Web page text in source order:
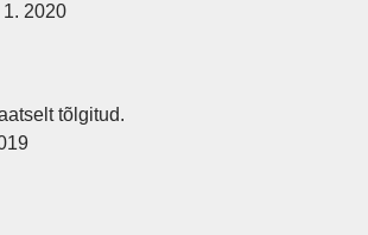
1. 2020
tõlgitud.